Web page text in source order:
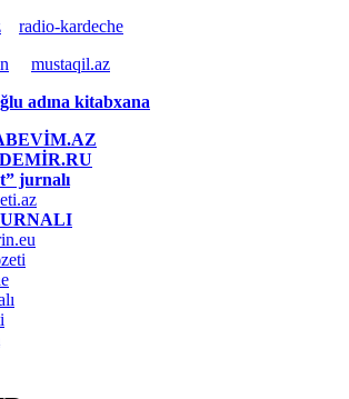
radio-kardeche
mustaqil.az
adına kitabxana
jurnalı